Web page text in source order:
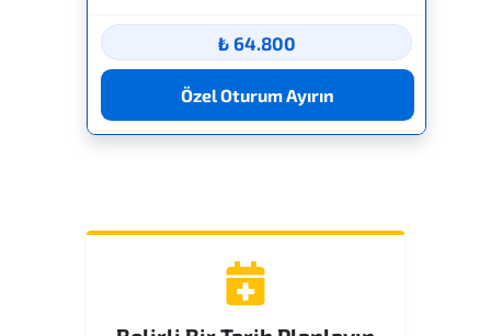
₺ 64.800
Özel Oturum Ayırın